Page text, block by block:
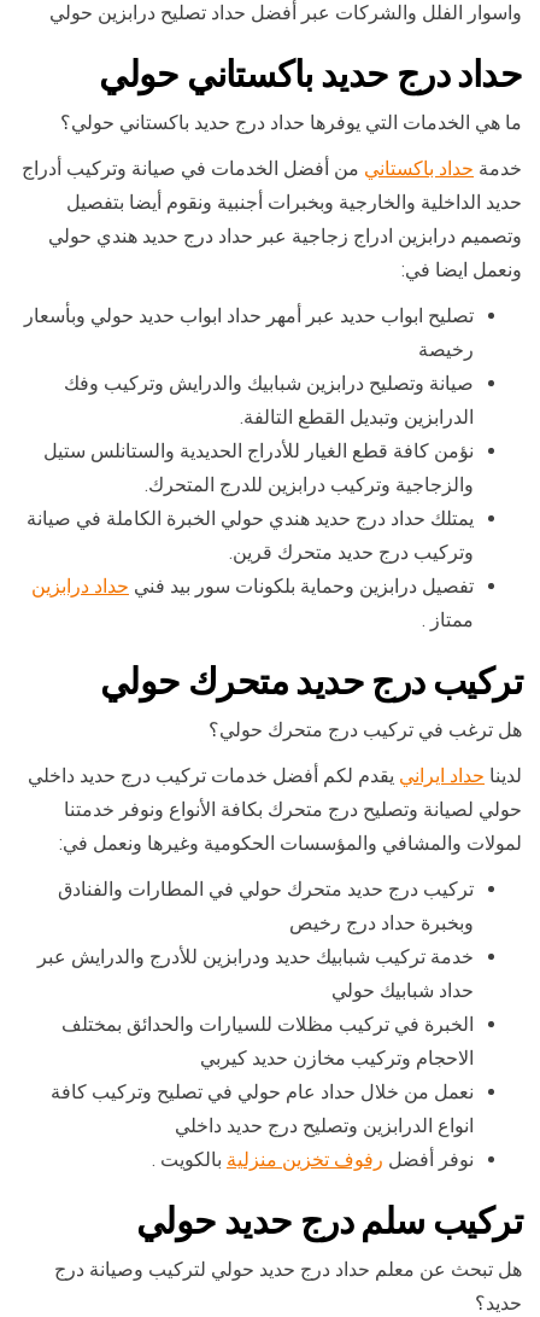
واسوار الفلل والشركات عبر أفضل حداد تصليح درابزين حولي
حداد درج حديد باكستاني حولي
ما هي الخدمات التي يوفرها حداد درج حديد باكستاني حولي؟
خدمة حداد باكستاني من أفضل الخدمات في صيانة وتركيب أدراج
حديد الداخلية والخارجية وبخبرات أجنبية ونقوم أيضا بتفصيل
وتصميم درابزين ادراج زجاجية عبر حداد درج حديد هندي حولي
ونعمل ايضا في:
تصليح ابواب حديد عبر أمهر حداد ابواب حديد حولي وبأسعار
رخيصة
صيانة وتصليح درابزين شبابيك والدرايش وتركيب وفك
الدرابزين وتبديل القطع التالفة.
نؤمن كافة قطع الغيار للأدراج الحديدية والستانلس ستيل
والزجاجية وتركيب درابزين للدرج المتحرك.
يمتلك حداد درج حديد هندي حولي الخبرة الكاملة في صيانة
وتركيب درج حديد متحرك قرين.
تفصيل درابزين وحماية بلكونات سور بيد فني حداد درابزين
ممتاز .
تركيب درج حديد متحرك حولي
هل ترغب في تركيب درج متحرك حولي؟
لدينا حداد ايراني يقدم لكم أفضل خدمات تركيب درج حديد داخلي
حولي لصيانة وتصليح درج متحرك بكافة الأنواع ونوفر خدمتنا
لمولات والمشافي والمؤسسات الحكومية وغيرها ونعمل في:
تركيب درج حديد متحرك حولي في المطارات والفنادق
وبخبرة حداد درج رخيص
خدمة تركيب شبابيك حديد ودرابزين للأدرج والدرايش عبر
حداد شبابيك حولي
الخبرة في تركيب مظلات للسيارات والحدائق بمختلف
الاحجام وتركيب مخازن حديد كيربي
نعمل من خلال حداد عام حولي في تصليح وتركيب كافة
انواع الدرابزين وتصليح درج حديد داخلي
نوفر أفضل رفوف تخزين منزلية بالكويت .
تركيب سلم درج حديد حولي
هل تبحث عن معلم حداد درج حديد حولي لتركيب وصيانة درج
حديد؟